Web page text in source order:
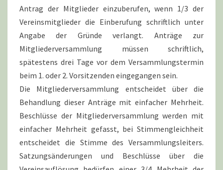
Antrag der Mitglieder einzuberufen, wenn 1/3 der
Vereinsmitglieder die Einberufung schriftlich unter
Angabe der Gründe verlangt. Anträge zur
Mitgliederversammlung müssen schriftlich,
spätestens drei Tage vor dem Versammlungstermin
beim 1. oder 2. Vorsitzenden eingegangen sein.
Die Mitgliederversammlung entscheidet über die
Behandlung dieser Anträge mit einfacher Mehrheit.
Beschlüsse der Mitgliederversammlung werden mit
einfacher Mehrheit gefasst, bei Stimmengleichheit
entscheidet die Stimme des Versammlungsleiters.
Satzungsänderungen und Beschlüsse über die